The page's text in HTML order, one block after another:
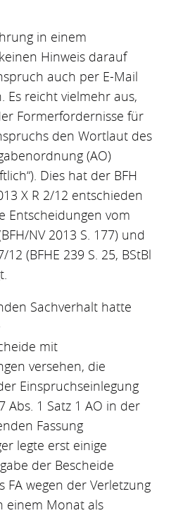
in einem
Hinweis darauf
auch per E-Mail
Es reicht vielmehr aus,
Formerfordernisse für
den Wortlaut des
(AO)
Dies hat der BFH
X R 2/12 entschieden
Entscheidungen vom
NV 2013 S. 177) und
(BFHE 239 S. 25, BStBl
Sachverhalt hatte
mit
versehen, die
Einspruchseinlegung
Abs. 1 Satz 1 AO in der
Fassung
legte erst einige
der Bescheide
FA wegen der Verletzung
einem Monat als